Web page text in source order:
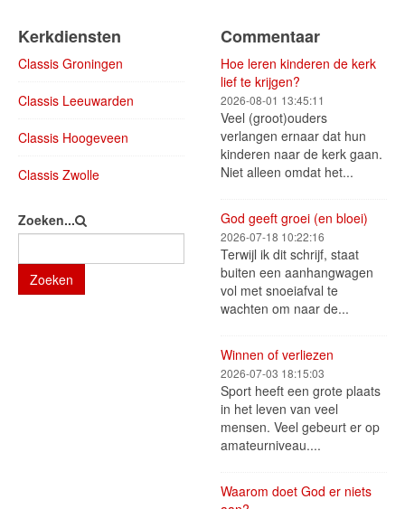
Kerkdiensten
Classis Groningen
Classis Leeuwarden
Classis Hoogeveen
Classis Zwolle
Zoeken...
Zoeken
Commentaar
Hoe leren kinderen de kerk
lief te krijgen?
2026-08-01 13:45:11
Veel (groot)ouders
verlangen ernaar dat hun
kinderen naar de kerk gaan.
Niet alleen omdat het...
God geeft groei (en bloei)
2026-07-18 10:22:16
Terwijl ik dit schrijf, staat
buiten een aanhangwagen
vol met snoeiafval te
wachten om naar de...
Winnen of verliezen
2026-07-03 18:15:03
Sport heeft een grote plaats
in het leven van veel
mensen. Veel gebeurt er op
amateurniveau....
Waarom doet God er niets